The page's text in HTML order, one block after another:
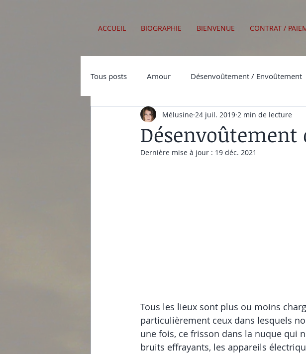
ACCUEIL BIOGRAPHIE BIENVENUE CONTRAT /
Tous posts Amour Désenvoûtement / Envoûtement
Démonologie Actualités
Désenvoûtement
Mélusine 24 juil. 2019 2 min de lecture
Dernière mise à jour : 19 déc. 2021
Tous les lieux sont plus ou moins
particulièrement ceux dans lesquels
une fois, ce frisson dans la nuque qui
bruits effrayants, les appareils